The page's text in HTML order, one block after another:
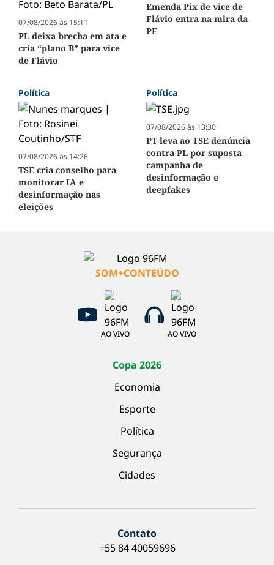
07/08/2026 às 15:11
PL deixa brecha em ata e
cria “plano B” para vice
de Flávio
Emenda Pix de vice de
Flávio entra na mira da
PF
Política
07/08/2026 às 14:26
TSE cria conselho para
monitorar IA e
desinformação nas
eleições
Política
07/08/2026 às 13:30
PT leva ao TSE denúncia
contra PL por suposta
campanha de
desinformação e
deepfakes
SOM+CONTEÚDO
AO VIVO AO VIVO
Copa 2026
Economia
Esporte
Política
Segurança
Cidades
Contato
+55 84 40059696